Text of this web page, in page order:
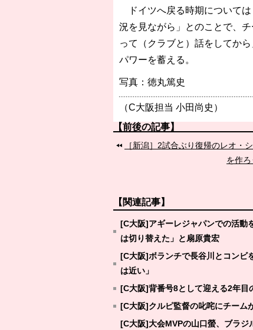
ドイツへ戻る時期については
況を見ながら」とのことで、
って（クラブと）話をしてか
パワーを蓄える。
写真：徳丸篤史
（C大阪担当 小田尚史）
【前後の記事】
［新潟］2試合ぶり復帰のレオ・
を作ろ
【関連記事】
[C大阪]アギーレジャパンでの活動
は切り替えた」と扇原貴宏
[C大阪]ボランチで長谷川とコンビ
は近い」
[C大阪]背番号8として迎える2年目
[C大阪]クルピ監督の叱咤にチーム
[C大阪]大会MVPの山口螢、ブラジ